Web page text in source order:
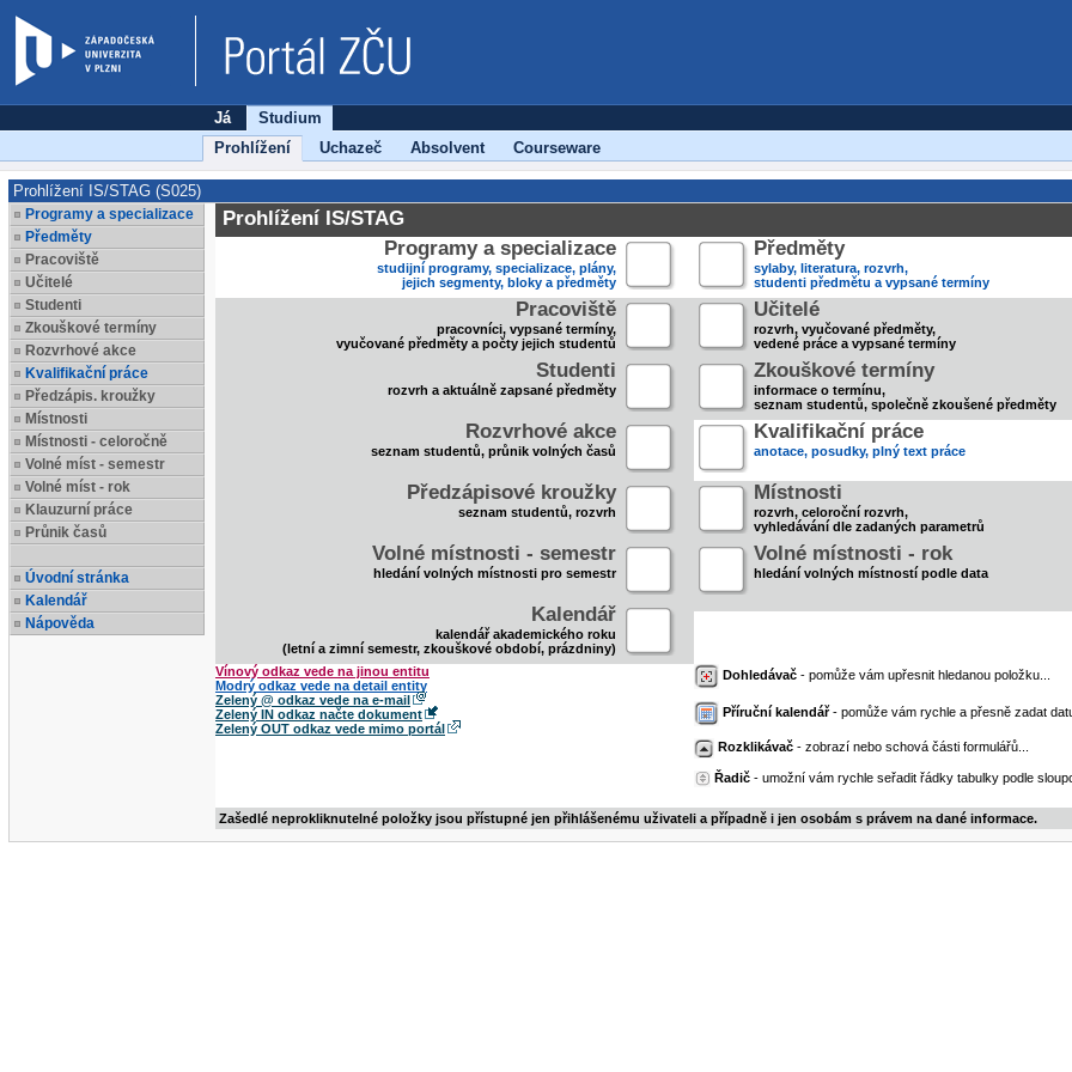
Já
Studium
Prohlížení
Uchazeč Absolvent Courseware
Prohlížení IS/STAG (S025)
Programy a specializace
Předměty
Pracoviště
Učitelé
Studenti
Zkouškové termíny
Rozvrhové akce
Kvalifikační práce
Předzápis. kroužky
Místnosti
Místnosti - celoročně
Volné míst - semestr
Volné míst - rok
Klauzurní práce
Průnik časů
Úvodní stránka
Kalendář
Nápověda
Prohlížení IS/STAG
Programy a specializace
studijní programy, specializace, plány,
jejich segmenty, bloky a předměty
Předměty
sylaby, literatura, rozvrh,
studenti předmětu a vypsané termíny
Pracoviště
pracovníci, vypsané termíny,
vyučované předměty a počty jejich studentů
Učitelé
rozvrh, vyučované předměty,
vedené práce a vypsané termíny
Studenti
rozvrh a aktuálně zapsané předměty
Zkouškové termíny
informace o termínu,
seznam studentů, společně zkoušené předměty
Rozvrhové akce
seznam studentů, průnik volných časů
Kvalifikační práce
anotace, posudky, plný text práce
Předzápisové kroužky
seznam studentů, rozvrh
Místnosti
rozvrh, celoroční rozvrh,
vyhledávání dle zadaných parametrů
Volné místnosti - semestr
hledání volných místnosti pro semestr
Volné místnosti - rok
hledání volných místností podle data
Kalendář
kalendář akademického roku
(letní a zimní semestr, zkouškové období, prázdniny)
Vínový odkaz vede na jinou entitu
Modrý odkaz vede na detail entity
Zelený @ odkaz vede na e-mail
Zelený IN odkaz načte dokument
Zelený OUT odkaz vede mimo portál
Dohledávač - pomůže vám upřesnit hledanou položku...
Příruční kalendář- pomůže vám rychle a přesně zadat
Rozklikávač - zobrazí nebo schová části formulářů...
Řadič - umožní vám rychle seřadit řádky tabulky podle
Zašedlé neprokliknutelné položky jsou přístupné jen přihlášenému uživateli a případně i jen osobám s právem na dané informace.